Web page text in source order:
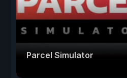
Parcel Simulator